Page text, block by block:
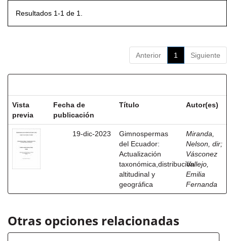
Resultados 1-1 de 1.
Anterior 1 Siguiente
Vista
previa
Fecha de
publicación
Título Autor(es)
19-dic-2023
Gimnospermas
del Ecuador:
Actualización
taxonómica,distribución
altitudinal y
geográfica
Miranda,
Nelson, dir;
Vásconez
Vallejo,
Emilia
Fernanda
Otras opciones relacionadas